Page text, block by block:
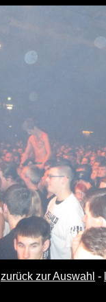
zurück zur Auswahl -